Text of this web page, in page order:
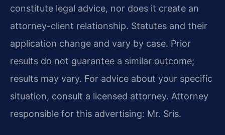
constitute legal advice, nor does it create an
attorney-client relationship. Statutes and their
application change and vary by case. Prior
results do not guarantee a similar outcome;
results may vary. For advice about your specific
situation, consult a licensed attorney. Attorney
responsible for this advertising: Mr. Sris.